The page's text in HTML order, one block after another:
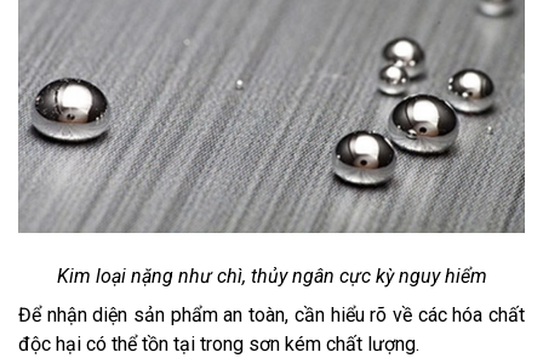
Kim loại nặng như chì, thủy ngân cực kỳ nguy hiểm
Để nhận diện sản phẩm an toàn, cần hiểu rõ về các hóa chất
độc hại có thể tồn tại trong sơn kém chất lượng.